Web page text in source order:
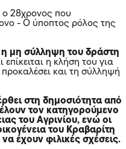
μη σύλληψη του δράστη
επίκειται η κλήση του για
και τη σύλληψή
στη δημοσιότητα από
τον κατηγορούμενο
του Αγρινίου, ενώ οι
του Κραβαρίτη
έχουν φιλικές σχέσεις.